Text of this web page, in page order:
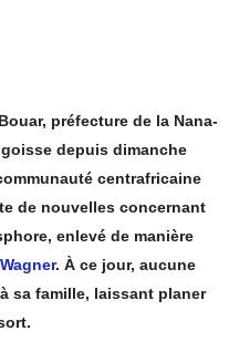
préfecture de la Nana-
depuis dimanche
centrafricaine
de nouvelles concernant
enlevé de manière
. À ce jour, aucune
sa famille, laissant planer